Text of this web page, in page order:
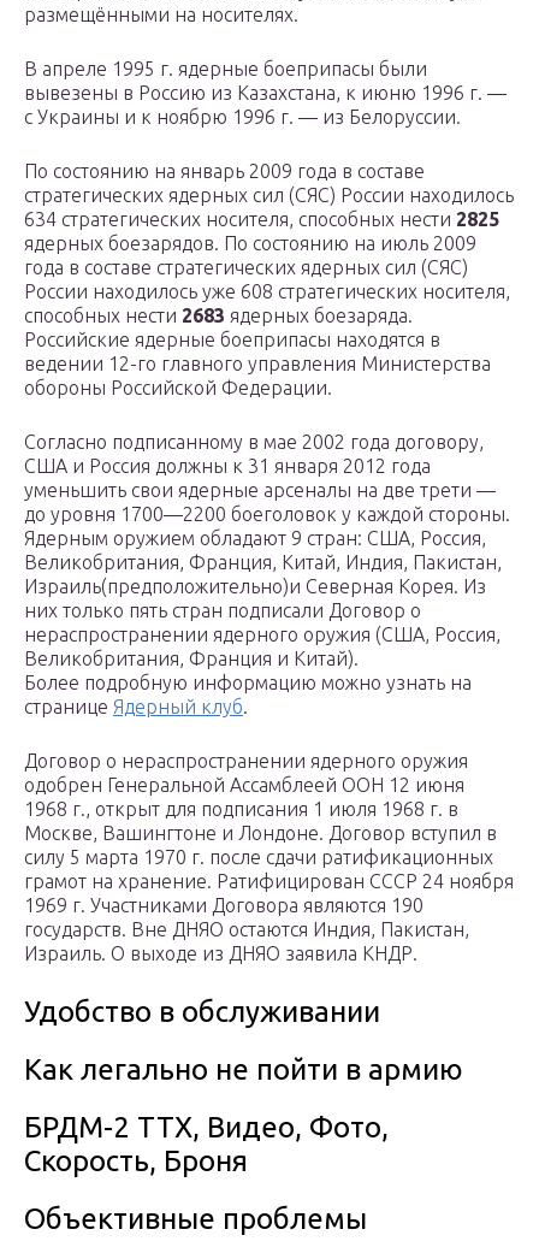
размещёнными на носителях.
В апреле 1995 г. ядерные боеприпасы были
вывезены в Россию из Казахстана, к июню 1996 г. —
с Украины и к ноябрю 1996 г. — из Белоруссии.
По состоянию на январь 2009 года в составе
стратегических ядерных сил (СЯС) России находилось
634 стратегических носителя, способных нести 2825
ядерных боезарядов. По состоянию на июль 2009
года в составе стратегических ядерных сил (СЯС)
России находилось уже 608 стратегических носителя,
способных нести 2683 ядерных боезаряда.
Российские ядерные боеприпасы находятся в
ведении 12-го главного управления Министерства
обороны Российской Федерации.
Согласно подписанному в мае 2002 года договору,
США и Россия должны к 31 января 2012 года
уменьшить свои ядерные арсеналы на две трети —
до уровня 1700—2200 боеголовок у каждой стороны.
Ядерным оружием обладают 9 стран: США, Россия,
Великобритания, Франция, Китай, Индия, Пакистан,
Израиль(предположительно)и Северная Корея. Из
них только пять стран подписали Договор о
нераспространении ядерного оружия (США, Россия,
Великобритания, Франция и Китай).
Более подробную информацию можно узнать на
странице Ядерный клуб.
Договор о нераспространении ядерного оружия
одобрен Генеральной Ассамблеей ООН 12 июня
1968 г., открыт для подписания 1 июля 1968 г. в
Москве, Вашингтоне и Лондоне. Договор вступил в
силу 5 марта 1970 г. после сдачи ратификационных
грамот на хранение. Ратифицирован СССР 24 ноября
1969 г. Участниками Договора являются 190
государств. Вне ДНЯО остаются Индия, Пакистан,
Израиль. О выходе из ДНЯО заявила КНДР.
Удобство в обслуживании
Как легально не пойти в армию
БРДМ-2 ТТХ, Видео, Фото,
Скорость, Броня
Объективные проблемы